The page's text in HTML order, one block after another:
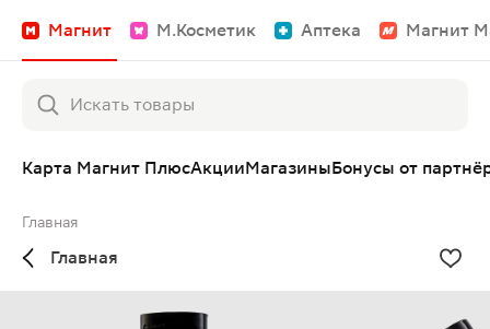
Магнит М.Косметик Аптека Магнит
Карта Магнит ПлюсАкцииМагазиныБонусы от
Главная
Главная